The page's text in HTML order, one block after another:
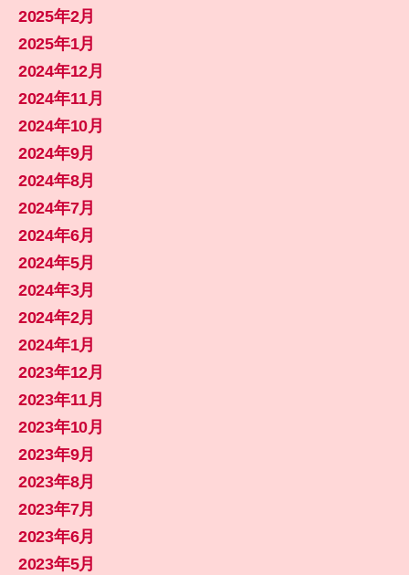
2025年2月
2025年1月
2024年12月
2024年11月
2024年10月
2024年9月
2024年8月
2024年7月
2024年6月
2024年5月
2024年3月
2024年2月
2024年1月
2023年12月
2023年11月
2023年10月
2023年9月
2023年8月
2023年7月
2023年6月
2023年5月